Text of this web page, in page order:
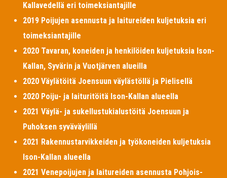
Kallavedellä eri toimeksiantajille
2019 Poijujen asennusta ja laitureiden kuljetuksia eri
toimeksiantajille
2020 Tavaran, koneiden ja henkilöiden kuljetuksia Ison-
Kallan, Syvärin ja Vuotjärven alueilla
2020 Väylätöitä Joensuun väylästöllä ja Pielisellä
2020 Poiju- ja laituritöitä Ison-Kallan alueella
2021 Väylä- ja sukellustukialustöitä Joensuun ja
Puhoksen syväväylillä
2021 Rakennustarvikkeiden ja työkoneiden kuljetuksia
Ison-Kallan alueella
2021 Venepoijujen ja laitureiden asennusta Pohjois-